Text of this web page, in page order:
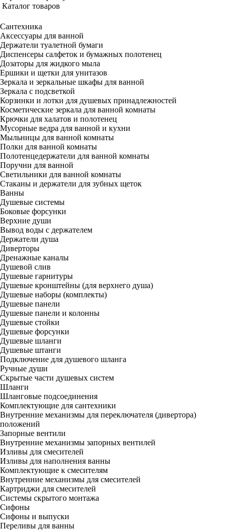
Каталог товаров
Сантехника
Аксессуары для ванной
Держатели туалетной бумаги
Диспенсеры салфеток и бумажных полотенец
Дозаторы для жидкого мыла
Ершики и щетки для унитазов
Зеркала и зеркальные шкафы для ванной
Зеркала с подсветкой
Корзинки и лотки для душевых принадлежностей
Косметические зеркала для ванной комнаты
Крючки для халатов и полотенец
Мусорные ведра для ванной и кухни
Мыльницы для ванной комнаты
Полки для ванной комнаты
Полотенцедержатели для ванной комнаты
Поручни для ванной
Светильники для ванной комнаты
Стаканы и держатели для зубных щеток
Ванны
Душевые системы
Боковые форсунки
Верхние души
Вывод воды с держателем
Держатели душа
Диверторы
Дренажные каналы
Душевой слив
Душевые гарнитуры
Душевые кронштейны (для верхнего душа)
Душевые наборы (комплекты)
Душевые панели
Душевые панели и колонны
Душевые стойки
Душевые форсунки
Душевые шланги
Душевые штанги
Подключение для душевого шланга
Ручные души
Скрытые части душевых систем
Шланги
Шланговые подсоединения
Комплектующие для сантехники
Внутренние механизмы для переключателя (дивертора)
положений
Запорные вентили
Внутренние механизмы запорных вентилей
Изливы для смесителей
Изливы для наполнения ванны
Комплектующие к смесителям
Внутренние механизмы для смесителей
Картриджи для смесителей
Системы скрытого монтажа
Сифоны
Сифоны и выпуски
Переливы для ванны